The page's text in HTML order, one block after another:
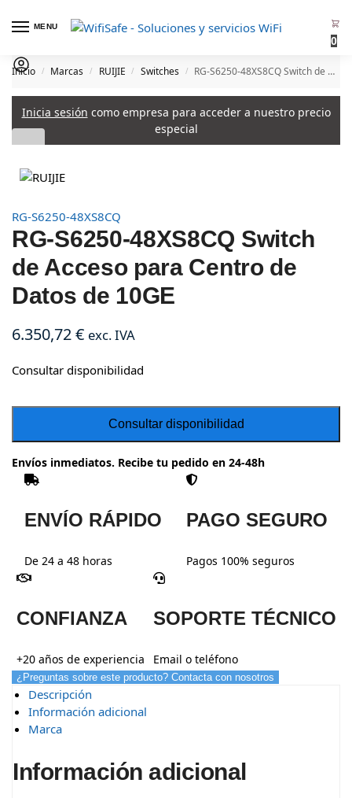
MENU
0
Inicio / Marcas / RUIJIE / Switches / RG-S6250-48XS8CQ Switch de Acceso para Centro de Datos de 10GE
Inicia sesión como empresa para acceder a nuestro precio
especial
RG-S6250-48XS8CQ
RG-S6250-48XS8CQ Switch
de Acceso para Centro de
Datos de 10GE
6.350,72€ exc. IVA
Consultar disponibilidad
Envíos inmediatos. Recibe tu pedido en 24-48h
ENVÍO RÁPIDO
De 24 a 48 horas
PAGO SEGURO
Pagos 100% seguros
CONFIANZA
+20 años de experiencia
SOPORTE TÉCNICO
Email o teléfono
¿Preguntas sobre este producto? Contacta con nosotros
Descripción
Información adicional
Marca
Información adicional